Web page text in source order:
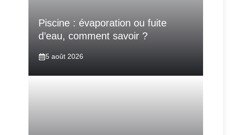
Piscine : évaporation ou fuite
d’eau, comment savoir ?
5 août 2026